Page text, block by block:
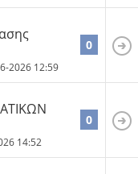
2026 12:59
0
14:52
0